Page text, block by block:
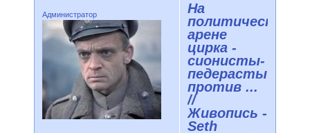
Администратор
На
политической
арене
цирка -
сионисты-
педерасты
против ...
//
Живопись -
Seth